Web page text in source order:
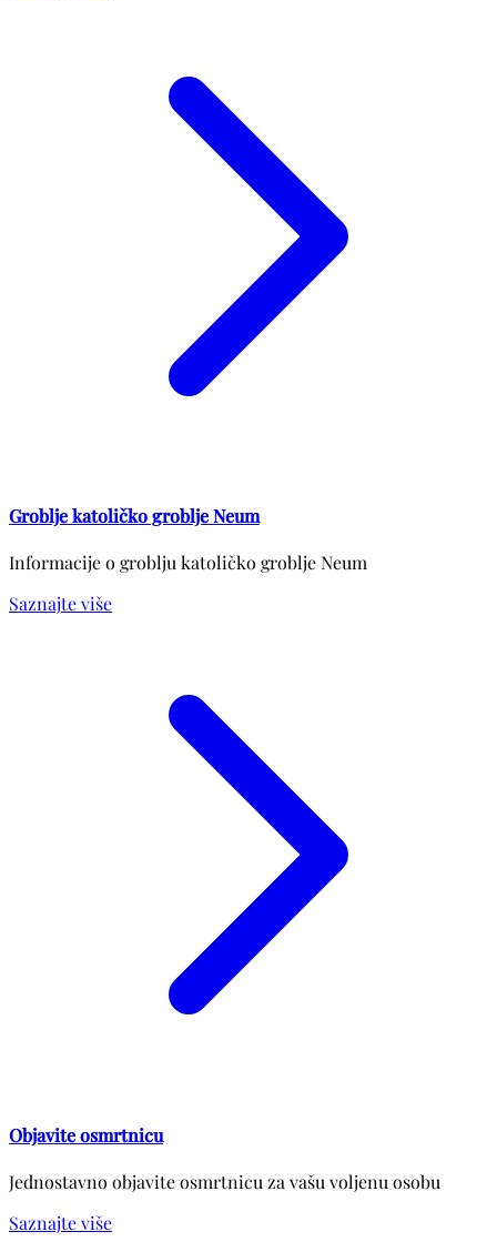
Groblje katoličko groblje Neum
Informacije o groblju katoličko groblje Neum
Saznajte više
Objavite osmrtnicu
Jednostavno objavite osmrtnicu za vašu voljenu osobu
Saznajte više